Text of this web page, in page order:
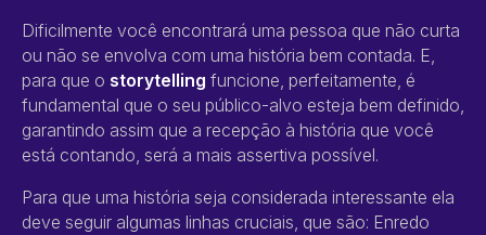
Dificilmente você encontrará uma pessoa que não curta
ou não se envolva com uma história bem contada. E,
para que o storytelling funcione, perfeitamente, é
fundamental que o seu público-alvo esteja bem definido,
garantindo assim que a recepção à história que você
está contando, será a mais assertiva possível.
Para que uma história seja considerada interessante ela
deve seguir algumas linhas cruciais, que são: Enredo